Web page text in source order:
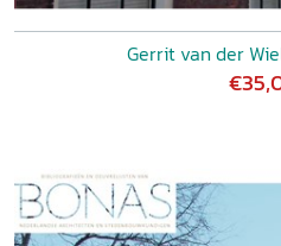
Gerrit van der